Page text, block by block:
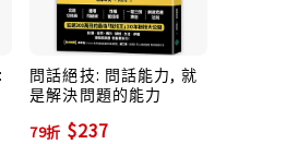
鬆就手！
問題」的能力！因為，透過高明
的真正癥結；說服難搞的對象或
正人才；談判時讓自己居於上
問話絕技: 問話能力, 就
是解決問題的能力
79折 $237